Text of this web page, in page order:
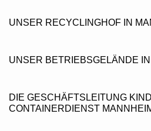
UNSER RECYCLINGHOF IN
UNSER BETRIEBSGELÄNDE
DIE GESCHÄFTSLEITUNG
CONTAINERDIENST